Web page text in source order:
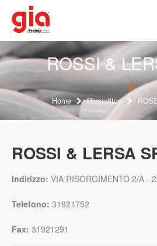
ROSSI &
Home Rivenditori
ROSSI & LERSA
Indirizzo: VIA RISORGIMENTO 2/A -
Telefono: 31921752
Fax: 31921291